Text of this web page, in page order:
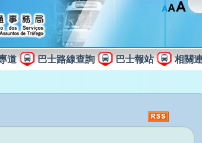
道 巴士路線查詢 巴士報站 相關